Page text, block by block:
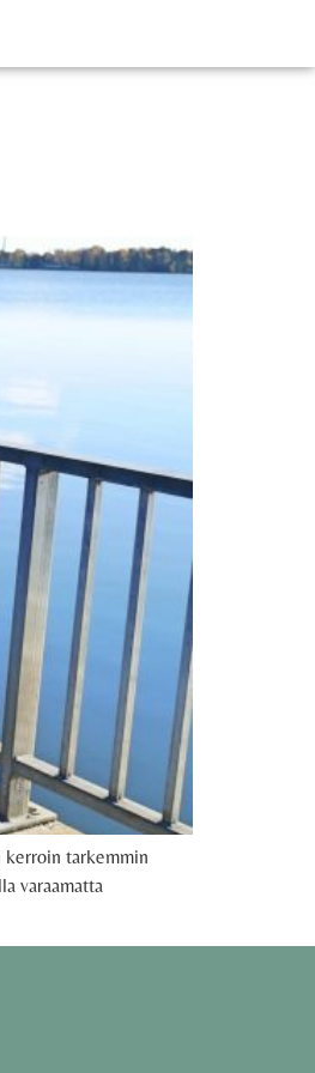
kerroin tarkemmin
varaamatta